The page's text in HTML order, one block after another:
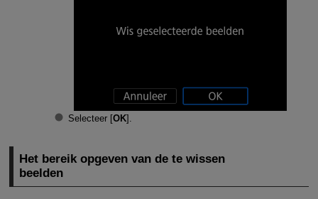
Selecteer [OK].
Het bereik opgeven van de te wissen
beelden